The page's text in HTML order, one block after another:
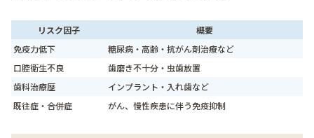
リスク因子
概要
免疫力低下
糖尿病・高齢・抗がん剤治療など
口腔衛生不良
歯磨き不十分・虫歯放置
歯科治療歴
インプラント・入れ歯など
既往症・合併症
がん、慢性疾患に伴う免疫抑制